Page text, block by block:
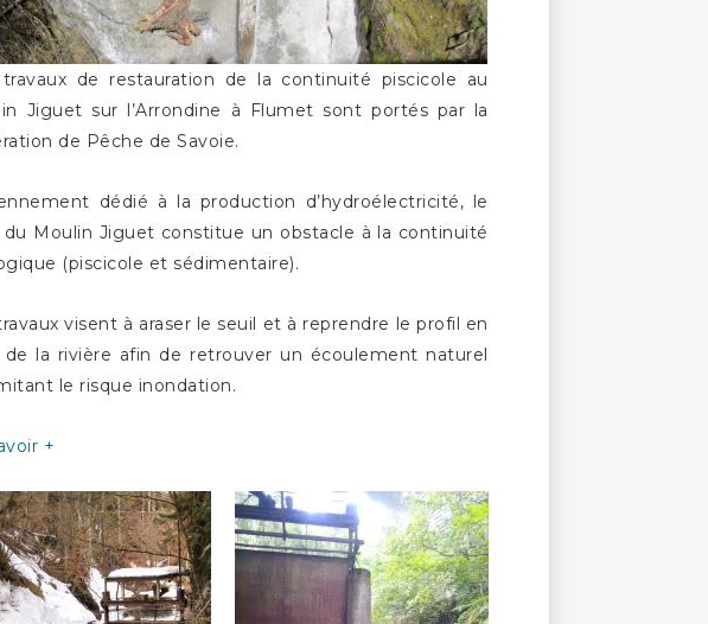
travaux de restauration de la continuité piscicole au
Jiguet sur l’Arrondine à Flumet sont portés par la
de Pêche de Savoie.
dédié à la production d’hydroélectricité, le
du Moulin Jiguet constitue un obstacle à la continuité
(piscicole et sédimentaire).
visent à araser le seuil et à reprendre le profil en
de la rivière afin de retrouver un écoulement naturel
le risque inondation.
+